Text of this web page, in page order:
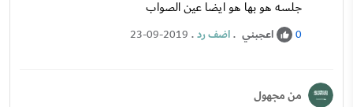
جلسه هو بها هو ايضا عين الصواب
0 اعجبني .اضف رد.
23-09-2019
من مجهول